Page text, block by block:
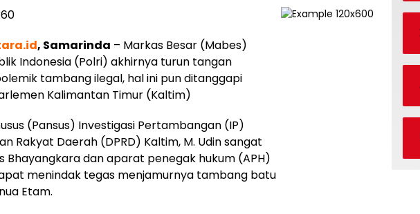
, Samarinda – Markas Besar (Mabes)
Indonesia (Polri) akhirnya turun tangan
tambang ilegal, hal ini pun ditanggapi
Kalimantan Timur (Kaltim)
(Pansus) Investigasi Pertambangan (IP)
Rakyat Daerah (DPRD) Kaltim, M. Udin sangat
Bhayangkara dan aparat penegak hukum (APH)
menindak tegas menjamurnya tambang batu
Etam.